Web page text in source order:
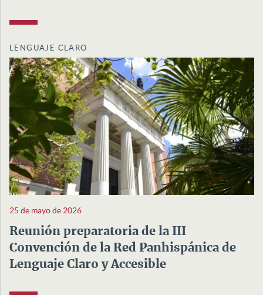
LENGUAJE CLARO
25 de mayo de 2026
Reunión preparatoria de la III
Convención de la Red Panhispánica de
Lenguaje Claro y Accesible